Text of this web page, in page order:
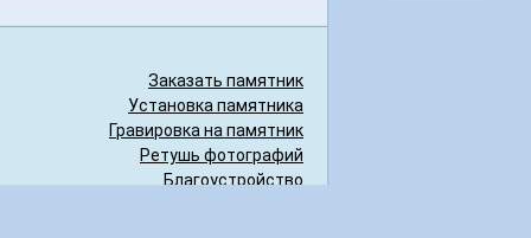
Заказать памятник
Установка памятника
Гравировка на памятник
Ретушь фотографий
Благоустройство